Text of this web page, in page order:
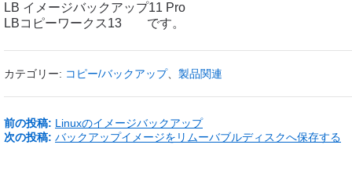
LB イメージバックアップ11 Pro
LBコピーワークス13 です。
カテゴリー: コピー/バックアップ、 製品関連
前の投稿: Linuxのイメージバックアップ
次の投稿: バックアップイメージをリムーバブルディスクへ保存する